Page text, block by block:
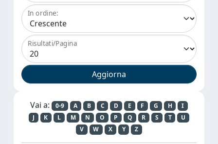
In ordine:
Risultati/Pagina
Vai a: 0-9 A B C D E F G H
I
J
K L M N O P Q R S T
U
V
W X Y Z